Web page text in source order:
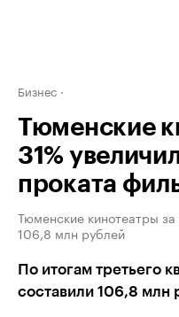
Бизнес
Тюменские
31%
проката
Тюменские кинотеатры
106,8 млн рублей
По итогам третьего
составили 106,8 млн